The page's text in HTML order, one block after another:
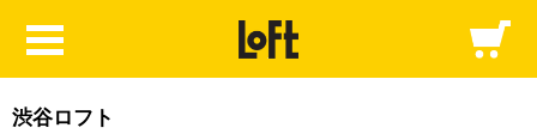
渋谷ロフト